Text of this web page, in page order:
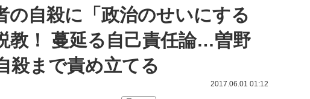
の自殺に「政治のせいにする
教！ 蔓延る自己責任論…曽野
殺まで責め立てる
2017.06.01 01:12